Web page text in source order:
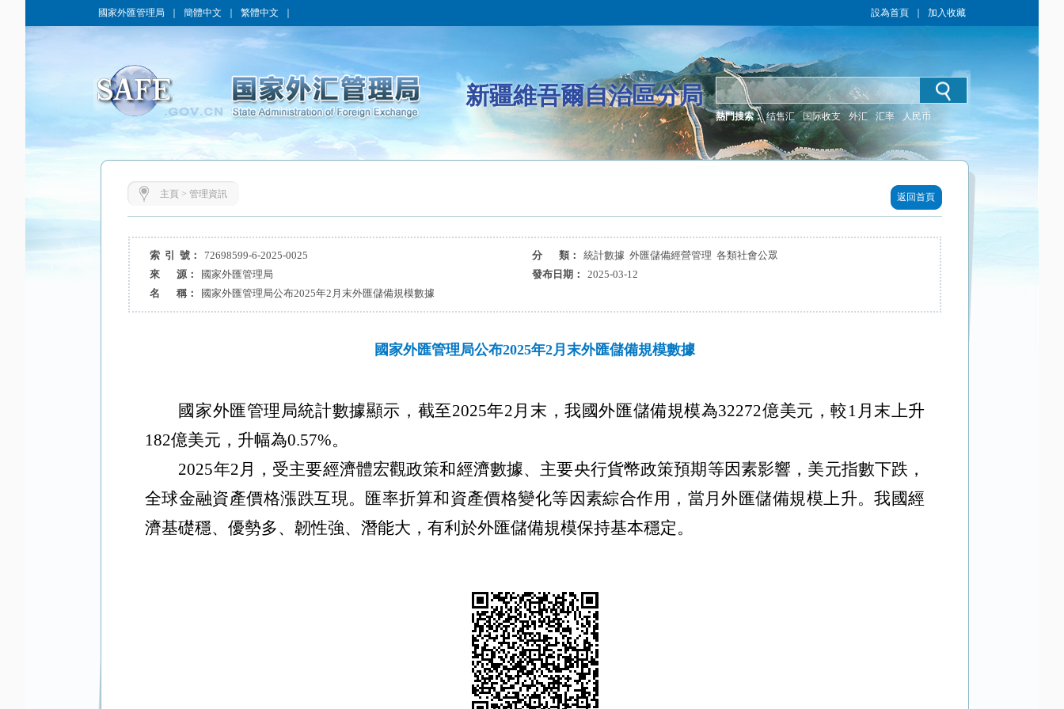
國家外匯管理局 簡體中文 繁體中文 設為首頁 加入收藏
新疆維吾爾自治區分局
熱門搜索： 结售汇 国际收支 外汇 汇率 人民币
主頁 > 管理資訊 返回首頁
索 引 號： 72698599-6-2025-0025 分 類：
統計數據 外匯儲備經營管理 各類社會公眾
來 源：
國家外匯管理局 發布日期：
2025-03-12
名 稱：
國家外匯管理局公布2025年2月末外匯儲備規模數據
國家外匯管理局公布2025年2月末外匯儲備規模數據
國家外匯管理局統計數據顯示，截至2025年2月末，我國外匯儲備規模為32272億美元，較1 月末上升
182億美元，升幅為0.57%。
2025年2月，受主要經濟體宏觀政策和經濟數據、主要央行貨幣政策預期等因素影響，美元指數下跌，
全球金融資產價格漲跌互現。匯率折算和資產價格變化等因素綜合作用，當月外匯儲備規模上升。我國經
濟基礎穩、優勢多、韌性強、潛能大，有利於外匯儲備規模保持基本穩定。